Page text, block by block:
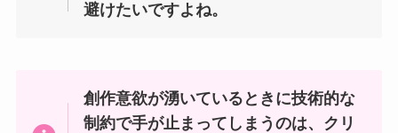
避けたいですよね。
創作意欲が湧いているときに技術的な
制約で手が止まってしまうのは、クリ